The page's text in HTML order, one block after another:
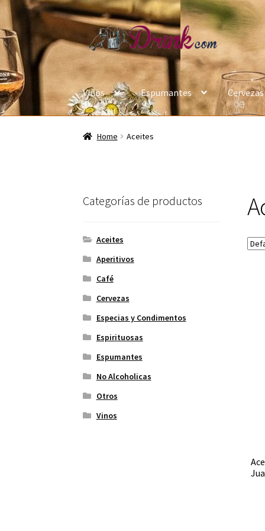
Ir
a
navegación
Ir
a
página
Vinos
Espumantes Cervezas
Inicio Bienvenido
Home Aceites
Categorías de productos
Aceites
Aperitivos
Café
Cervezas
Especias y Condimentos
Espirituosas
Espumantes
No Alcoholicas
Otros
Vinos